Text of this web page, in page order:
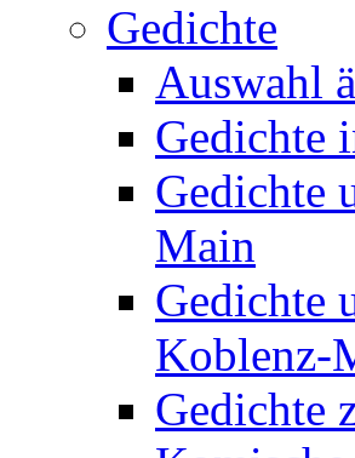
Gedichte
Auswahl
Gedichte
Gedichte
Main
Gedichte
Koblenz-
Gedichte